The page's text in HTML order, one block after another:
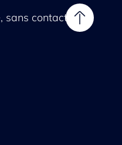
sans contact -